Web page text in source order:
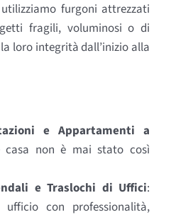
furgoni attrezzati
fragili, voluminosi o di
loro integrità dall’inizio alla
e Appartamenti a
casa non è mai stato così
e Traslochi di Uffici:
con professionalità,